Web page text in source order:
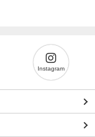
Instagram